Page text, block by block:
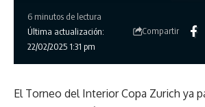
Última actualización:
22/02/2025 1:31 pm
6 minutos de lectura
Compartir
El Torneo del Interior Copa Zurich ya